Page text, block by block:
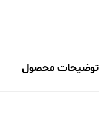
توضیحات محصول